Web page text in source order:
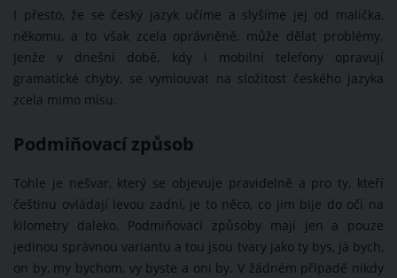
I přesto, že se český jazyk učíme a slyšíme jej od malička,
někomu, a to však zcela oprávněně, může dělat problémy.
Jenže v dnešní době, kdy i mobilní telefony opravují
gramatické chyby, se vymlouvat na složitost českého jazyka
zcela mimo mísu.
Podmiňovací způsob
Tohle je nešvar, který se objevuje pravidelně a pro ty, kteří
češtinu ovládají levou zadní, je to něco, co jim bije do očí na
kilometry daleko. Podmiňovací způsoby mají jen a pouze
jedinou správnou variantu a tou jsou tvary jako ty bys, já bych,
on by, my bychom, vy byste a oni by. V žádném případě nikdy